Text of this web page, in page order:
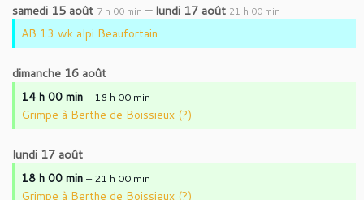
samedi 15 août 7 h 00 min –lundi 17 août 21 h 00 min
AB 13 wk alpi Beaufortain
dimanche 16 août
14 h 00 min – 18 h 00 min
Grimpe à Berthe de Boissieux (?)
lundi 17 août
18 h 00 min – 21 h 00 min
Grimpe à Berthe de Boissieux (?)